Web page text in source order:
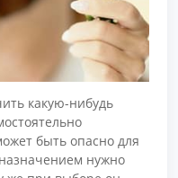
какую-нибудь
быть опасно для
нужно